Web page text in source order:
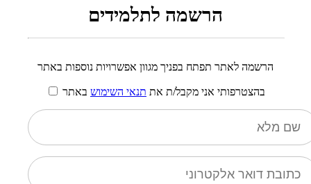
הרשמה לתלמידים
הרשמה לאתר תפתח בפניך מגוון אפשרויות נוספות באתר
בהצטרפותי אני מקבל/ת את תנאי השימוש באתר